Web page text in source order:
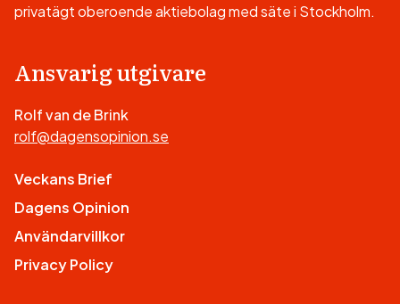
privatägt oberoende aktiebolag med säte i Stockholm.
Ansvarig utgivare
Rolf van de Brink
rolf@dagensopinion.se
Veckans Brief
Dagens Opinion
Användarvillkor
Privacy Policy